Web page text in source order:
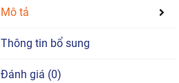
Mô tả
Thông tin bổ sung
Đánh giá (0)